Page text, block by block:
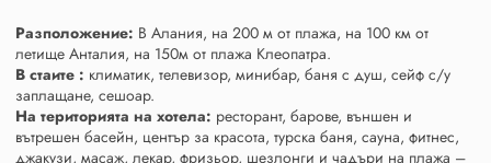
Разположение: В Алания, на 200 м от плажа, на 100 км от
летище Анталия, на 150м от плажа Клеопатра.
В стаите : климатик, телевизор, минибар, баня с душ, сейф с/у
заплащане, сешоар.
На територията на хотела: ресторант, барове, външен и
вътрешен басейн, център за красота, турска баня, сауна, фитнес,
джакузи, масаж, лекар, фризьор, шезлонги и чадъри на плажа –